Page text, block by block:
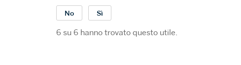
No Sì
6 su 6 hanno trovato questo utile.